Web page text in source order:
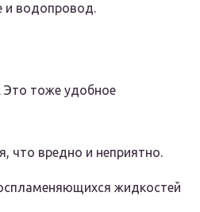
и водопровод.
Это тоже удобное
что вредно и неприятно.
жидкостей